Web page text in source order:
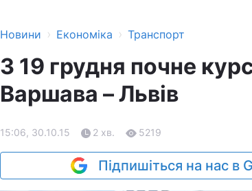
Новини › Економіка › Транспорт
З 19 грудня почне
Варшава – Львів
15:06, 30.10.15 2 хв. 5219
Підпишіться на нас в